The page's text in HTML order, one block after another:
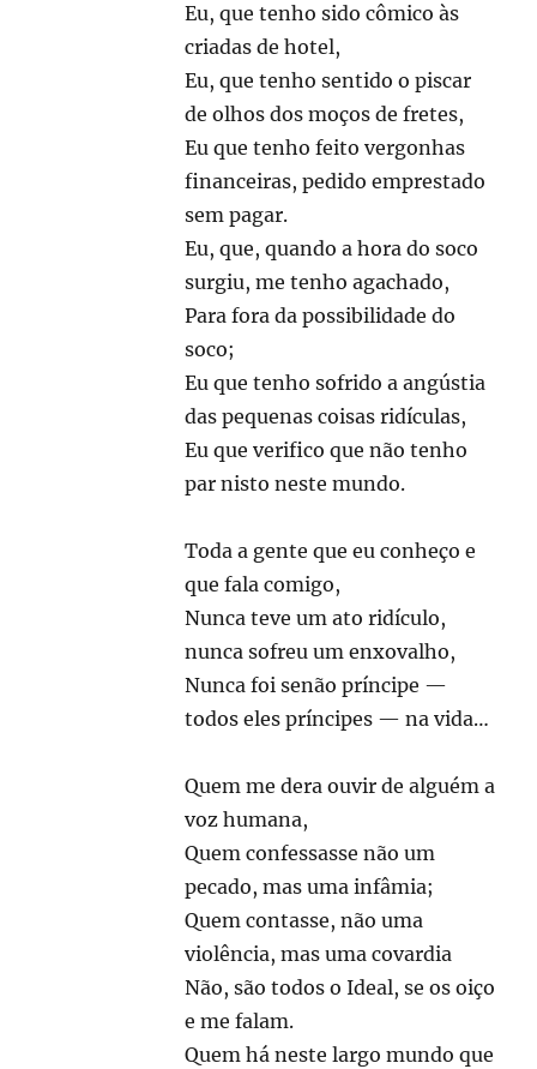
Eu, que tenho sido cômico às
criadas de hotel,
Eu, que tenho sentido o piscar
de olhos dos moços de fretes,
Eu que tenho feito vergonhas
financeiras, pedido emprestado
sem pagar.
Eu, que, quando a hora do soco
surgiu, me tenho agachado,
Para fora da possibilidade do
soco;
Eu que tenho sofrido a angústia
das pequenas coisas ridículas,
Eu que verifico que não tenho
par nisto neste mundo.
Toda a gente que eu conheço e
que fala comigo,
Nunca teve um ato ridículo,
nunca sofreu um enxovalho,
Nunca foi senão príncipe —
todos eles príncipes — na vida…
Quem me dera ouvir de alguém a
voz humana,
Quem confessasse não um
pecado, mas uma infâmia;
Quem contasse, não uma
violência, mas uma covardia
Não, são todos o Ideal, se os oiço
e me falam.
Quem há neste largo mundo que